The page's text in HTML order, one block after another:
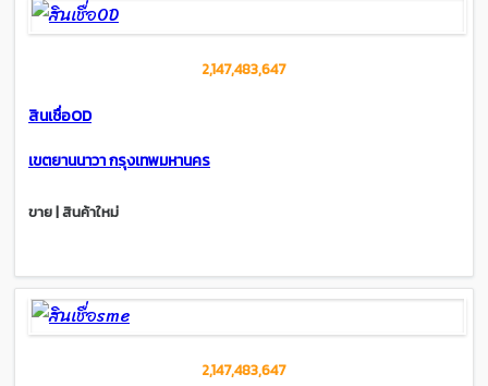
2,147,483,647
สินเชื่อOD
เขตยานนาวา กรุงเทพมหานคร
ขาย | สินค้าใหม่
2,147,483,647